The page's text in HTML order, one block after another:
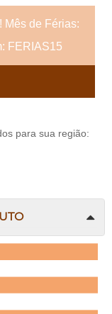
Mês de Férias:
FERIAS15
para sua região: